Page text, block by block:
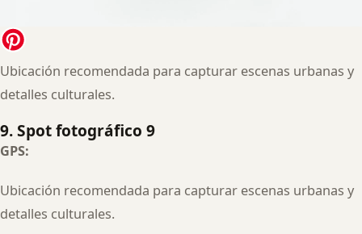
Ubicación recomendada para capturar escenas urbanas y
detalles culturales.
9. Spot fotográfico 9
GPS:
Ubicación recomendada para capturar escenas urbanas y
detalles culturales.